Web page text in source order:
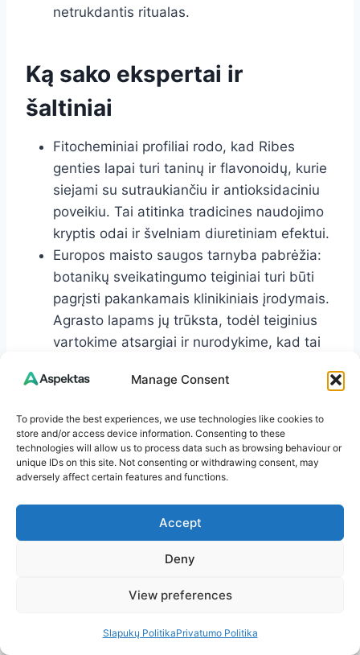
Manage Consent
To provide the best experiences, we use technologies like cookies to
store and/or access device information. Consenting to these
technologies will allow us to process data such as browsing behaviour or
unique IDs on this site. Not consenting or withdrawing consent, may
adversely affect certain features and functions.
Accept
Deny
View preferences
Slapukų PolitikaPrivatumo Politika
netrukdantis ritualas.
Ką sako ekspertai ir
šaltiniai
Fitocheminiai profiliai rodo, kad Ribes
genties lapai turi taninų ir flavonoidų, kurie
siejami su sutraukiančiu ir antioksidaciniu
poveikiu. Tai atitinka tradicines naudojimo
kryptis odai ir švelniam diuretiniam efektui.
Europos maisto saugos tarnyba pabrėžia:
botanikų sveikatingumo teiginiai turi būti
pagrįsti pakankamais klinikiniais įrodymais.
Agrasto lapams jų trūksta, todėl teiginius
vartokime atsargiai ir nurodykime, kad tai
Praktinis konsensusas tarp žolininkų:
pradedantiesiems, kai laikomasi saikingo
vartojimo ir stebimas individualus
jautrumas.
Pastaba: jei turite konkrečią sveikatos būklę ar
vartojate vaistus, individuali gydytojo ar
vaistininko konsultacija – geriausias kelias.
Santrauka: ar agrasto lapai